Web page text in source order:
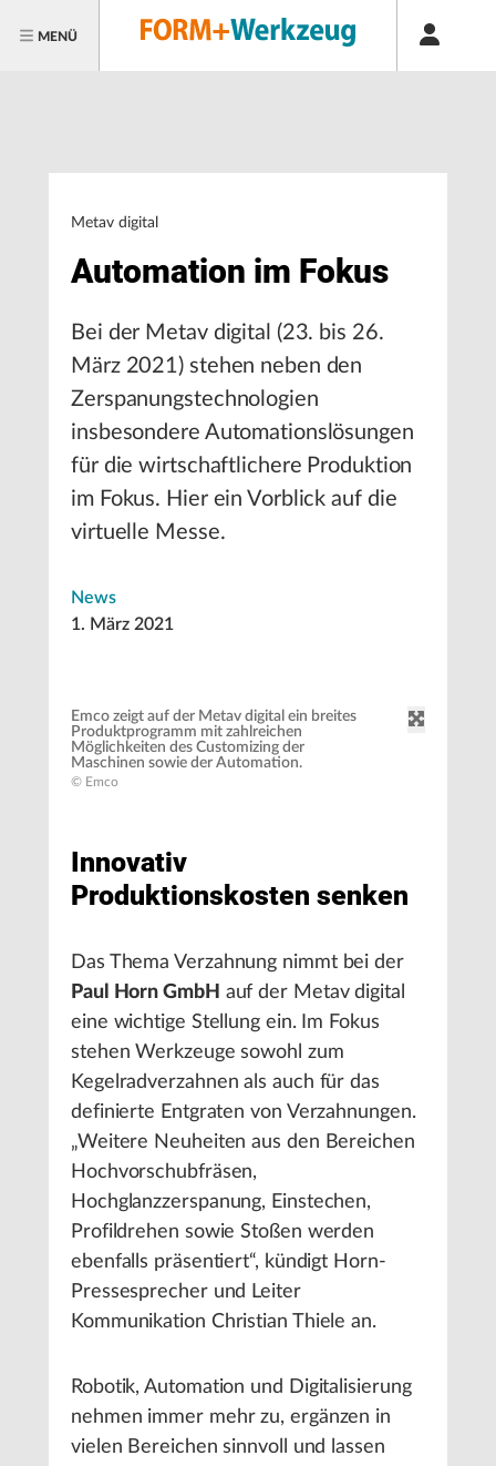
MENÜ
Metav digital
Automation im Fokus
Bei der Metav digital (23. bis 26.
März 2021) stehen neben den
Zerspanungstechnologien
insbesondere Automationslösungen
für die wirtschaftlichere Produktion
im Fokus. Hier ein Vorblick auf die
virtuelle Messe.
News
1. März 2021
Emco zeigt auf der Metav digital ein breites
Produktprogramm mit zahlreichen
Möglichkeiten des Customizing der
Maschinen sowie der Automation.
© Emco
Innovativ
Produktionskosten senken
Das Thema Verzahnung nimmt bei der
Paul Horn GmbH auf der Metav digital
eine wichtige Stellung ein. Im Fokus
stehen Werkzeuge sowohl zum
Kegelradverzahnen als auch für das
definierte Entgraten von Verzahnungen.
„Weitere Neuheiten aus den Bereichen
Hochvorschubfräsen,
Hochglanzzerspanung, Einstechen,
Profildrehen sowie Stoßen werden
ebenfalls präsentiert“, kündigt Horn-
Pressesprecher und Leiter
Kommunikation Christian Thiele an.
Robotik, Automation und Digitalisierung
nehmen immer mehr zu, ergänzen in
vielen Bereichen sinnvoll und lassen